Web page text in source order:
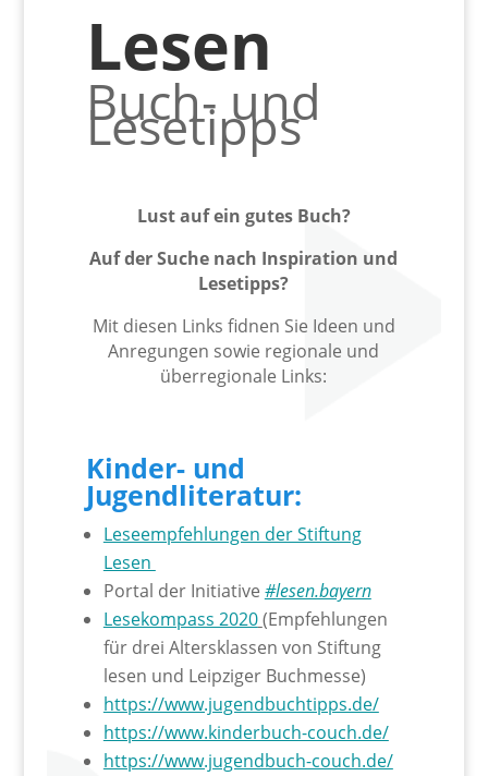
Lesen
Buch- und
Lesetipps
Lust auf ein gutes Buch?
Auf der Suche nach Inspiration und
Lesetipps?
Mit diesen Links fidnen Sie Ideen und
Anregungen sowie regionale und
überregionale Links:
Kinder- und
Jugendliteratur:
Leseempfehlungen der Stiftung
Lesen
Portal der Initiative #lesen.bayern
Lesekompass 2020(Empfehlungen
für drei Altersklassen von Stiftung
lesen und Leipziger Buchmesse)
https://www.jugendbuchtipps.de/
https://www.kinderbuch-couch.de/
https://www.jugendbuch-couch.de/